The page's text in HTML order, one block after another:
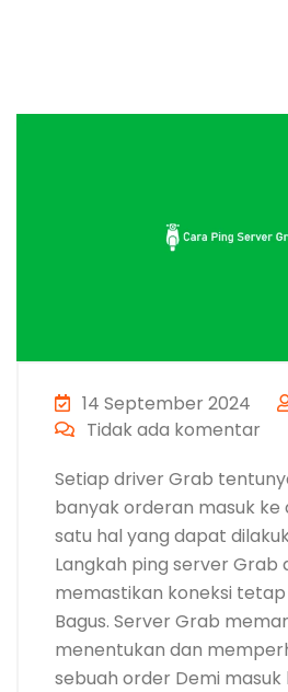
14 September 2024
Tidak ada komentar
Setiap driver Grab
banyak orderan masuk ke
satu hal yang dapat
Langkah ping server Grab
memastikan koneksi
Bagus. Server Grab
menentukan dan
sebuah order Demi masuk